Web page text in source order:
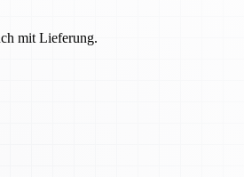
mit Lieferung.